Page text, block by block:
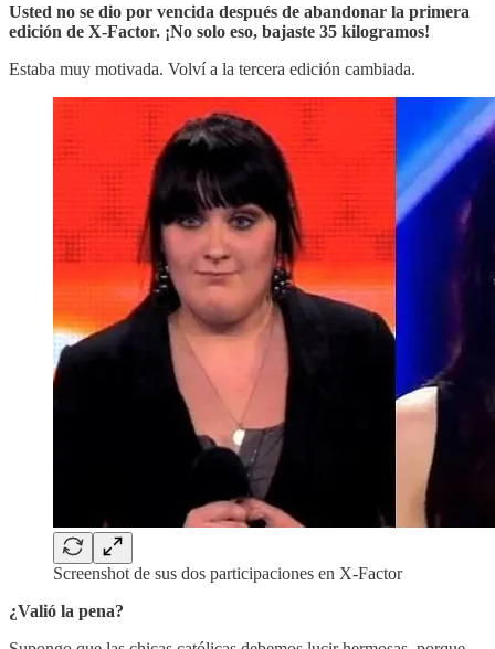
Usted no se dio por vencida después de abandonar la primera
edición de X-Factor. ¡No solo eso, bajaste 35 kilogramos!
Estaba muy motivada. Volví a la tercera edición cambiada.
Screenshot de sus dos participaciones en X-Factor
¿Valió la pena?